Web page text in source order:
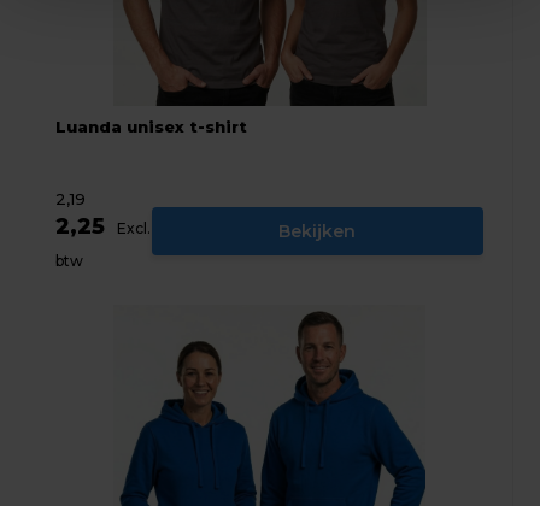
Luanda unisex t-shirt
2,19
2,25
Excl.
btw
Bekijken